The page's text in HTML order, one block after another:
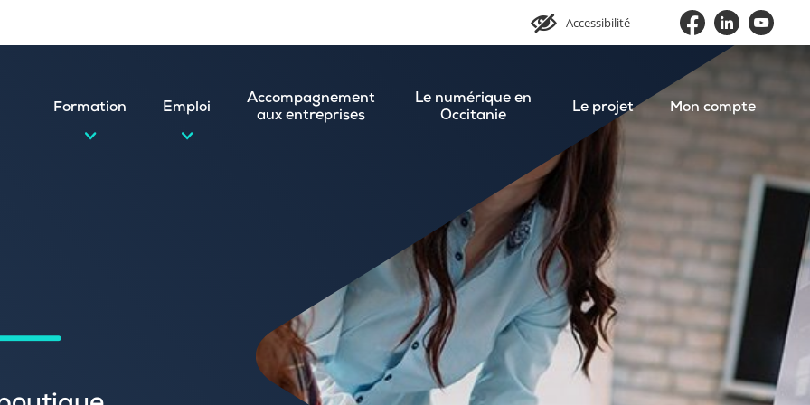
Accessibilité
Formation Emploi
et postuler en ligne
spontanée
Accompagnement
aux entreprises
Le numérique en
Occitanie
Le projet Mon compte